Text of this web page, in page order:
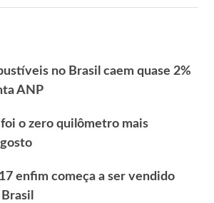
no Brasil caem quase 2%
ANP
o zero quilômetro mais
enfim começa a ser vendido